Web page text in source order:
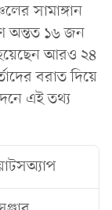
সামাঙ্গান
অন্তত ১৬ জন
আরও ২৪
বরাত দিয়ে
এই তথ্য